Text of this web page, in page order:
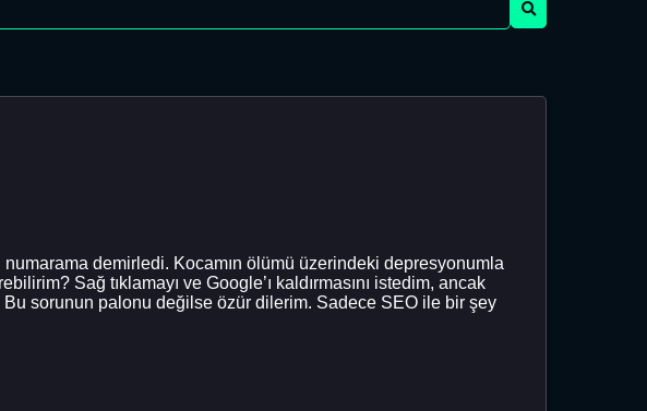
demirledi. Kocamın ölümü üzerindeki depresyonumla
Sağ tıklamayı ve Google’ı kaldırmasını istedim, ancak
sorunun palonu değilse özür dilerim. Sadece SEO ile bir şey